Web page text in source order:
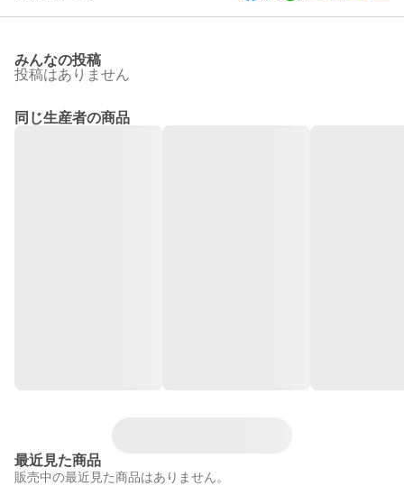
みんなの投稿
投稿はありません
同じ生産者の商品
最近見た商品
販売中の最近見た商品はありません。